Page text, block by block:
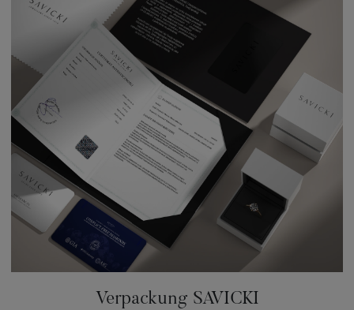
Verpackung SAVICKI